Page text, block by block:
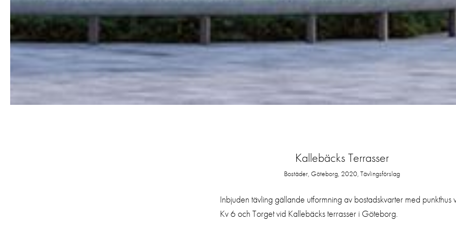
Kallebäcks Terrasser
Bostäder, Göteborg, 2020, Tävlingsförslag
Inbjuden tävling gällande utformning av bostadskvarter med punkthus
Kv 6 och Torget vid Kallebäcks terrasser i Göteborg.